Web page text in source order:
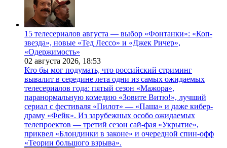
15 телесериалов августа — выбор «Фонтанки»: «Коп-
звезда», новые «Тед Лессо» и «Джек Ричер»,
«Одержимость»
02 августа 2026, 18:53
Кто бы мог подумать, что российский стриминг
вывалит в середине лета одни из самых ожидаемых
телесериалов года: пятый сезон «Мажора»,
паранормальную комедию «Зовите Витю!», лучший
сериал с фестиваля «Пилот» — «Паша» и даже кибер-
драму «Фейк». Из зарубежных особо ожидаемых
телепроектов — третий сезон сай-фая «Укрытие»,
приквел «Блондинки в законе» и очередной спин-офф
«Теории большого взрыва».